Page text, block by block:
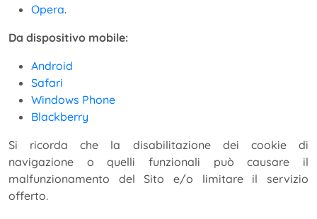
Opera.
Da dispositivo mobile:
Android
Safari
Windows Phone
Blackberry
Si ricorda che la disabilitazione dei cookie di
navigazione o quelli funzionali può causare il
malfunzionamento del Sito e/o limitare il servizio
offerto.